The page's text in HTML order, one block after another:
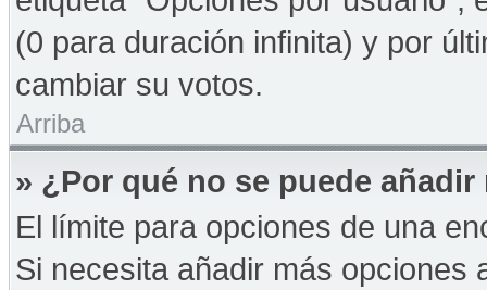
(0 para duración infinita) y por
cambiar su votos.
Arriba
» ¿Por qué no se puede
El límite para opciones de una
Si necesita añadir más opciones